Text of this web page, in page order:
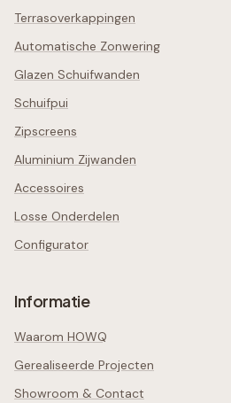
Terrasoverkappingen
Automatische Zonwering
Glazen Schuifwanden
Schuifpui
Zipscreens
Aluminium Zijwanden
Accessoires
Losse Onderdelen
Configurator
Informatie
Waarom HOWQ
Gerealiseerde Projecten
Showroom & Contact